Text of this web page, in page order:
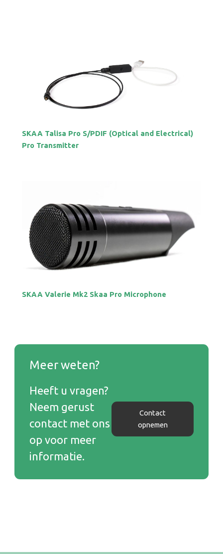
SKAA Talisa Pro S/PDIF (Optical and Electrical)
Pro Transmitter
SKAA Valerie Mk2 Skaa Pro Microphone
Meer weten?
Heeft u vragen?
Neem gerust
contact met ons
op voor meer
informatie.
Contact
opnemen
Telefoonnummer
E-mailadres
Contact opnemen